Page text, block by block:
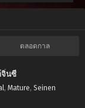
ตลอดกาล
ก์จิ๋นซี
, Mature, Seinen